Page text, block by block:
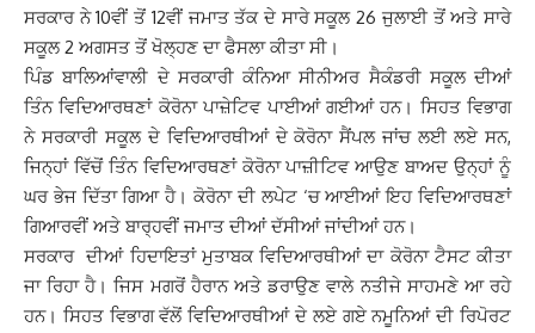
ਸਰਕਾਰ ਨੇ 10ਵੀਂ ਤੋਂ 12ਵੀਂ ਜਮਾਤ ਤੱਕ ਦੇ ਸਾਰੇ ਸਕੂਲ 26 ਜੁਲਾਈ ਤੋਂ ਅਤੇ ਸਾਰੇ
ਸਕੂਲ 2 ਅਗਸਤ ਤੋਂ ਖੋਲ੍ਹਣ ਦਾ ਫੈਸਲਾ ਕੀਤਾ ਸੀ।
ਪਿੰਡ ਬਾਲਿਆਂਵਾਲੀ ਦੇ ਸਰਕਾਰੀ ਕੰਨਿਆ ਸੀਨੀਅਰ ਸੈਕੰਡਰੀ ਸਕੂਲ ਦੀਆਂ
ਤਿੰਨ ਵਿਦਿਆਰਥਣਾਂ ਕੋਰੋਨਾ ਪਾਜ਼ੇਟਿਵ ਪਾਈਆਂ ਗਈਆਂ ਹਨ। ਸਿਹਤ ਵਿਭਾਗ
ਨੇ ਸਰਕਾਰੀ ਸਕੂਲ ਦੇ ਵਿਦਿਆਰਥੀਆਂ ਦੇ ਕੋਰੋਨਾ ਸੈਂਪਲ ਜਾਂਚ ਲਈ ਲਏ ਸਨ,
ਜਿਨ੍ਹਾਂ ਵਿੱਚੋਂ ਤਿੰਨ ਵਿਦਿਆਰਥਣਾਂ ਕੋਰੋਨਾ ਪਾਜ਼ੀਟਿਵ ਆਉਣ ਬਾਅਦ ਉਨ੍ਹਾਂ ਨੂੰ
ਘਰ ਭੇਜ ਦਿੱਤਾ ਗਿਆ ਹੈ। ਕੋਰੋਨਾ ਦੀ ਲਪੇਟ ‘ਚ ਆਈਆਂ ਇਹ ਵਿਦਿਆਰਥਣਾਂ
ਗਿਆਰਵੀਂ ਅਤੇ ਬਾਰ੍ਹਵੀਂ ਜਮਾਤ ਦੀਆਂ ਦੱਸੀਆਂ ਜਾਂਦੀਆਂ ਹਨ।
ਸਰਕਾਰ ਦੀਆਂ ਹਿਦਾਇਤਾਂ ਮੁਤਾਬਕ ਵਿਦਿਆਰਥੀਆਂ ਦਾ ਕੋਰੋਨਾ ਟੈਸਟ ਕੀਤਾ
ਜਾ ਰਿਹਾ ਹੈ। ਜਿਸ ਮਗਰੋਂ ਹੈਰਾਨ ਅਤੇ ਡਰਾਉਣ ਵਾਲੇ ਨਤੀਜੇ ਸਾਹਮਣੇ ਆ ਰਹੇ
ਹਨ। ਸਿਹਤ ਵਿਭਾਗ ਵੱਲੋਂ ਵਿਦਿਆਰਥੀਆਂ ਦੇ ਲਏ ਗਏ ਨਮੂਨਿਆਂ ਦੀ ਰਿਪੋਰਟ